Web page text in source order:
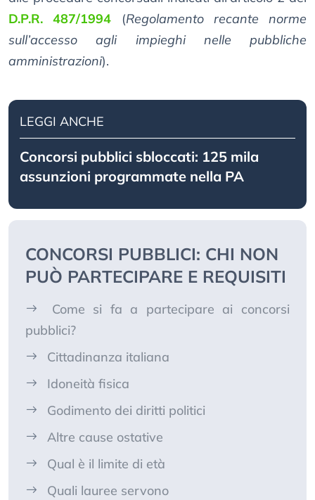
D.P.R. 487/1994 (Regolamento recante norme
sull’accesso agli impieghi nelle pubbliche
amministrazioni).
LEGGI ANCHE
Concorsi pubblici sbloccati: 125 mila
assunzioni programmate nella PA
CONCORSI PUBBLICI: CHI NON
PUÒ PARTECIPARE E REQUISITI
Come si fa a partecipare ai concorsi
pubblici?
Cittadinanza italiana
Idoneità fisica
Godimento dei diritti politici
Altre cause ostative
Qual è il limite di età
Quali lauree servono